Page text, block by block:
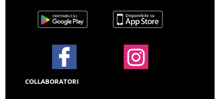
COLLABORATORI